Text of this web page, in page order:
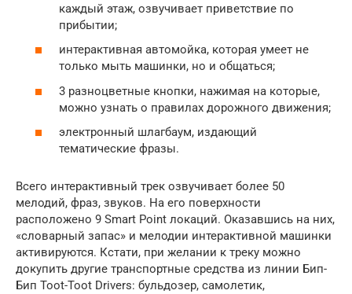
каждый этаж, озвучивает приветствие по
прибытии;
интерактивная автомойка, которая умеет не
только мыть машинки, но и общаться;
3 разноцветные кнопки, нажимая на которые,
можно узнать о правилах дорожного движения;
электронный шлагбаум, издающий
тематические фразы.
Всего интерактивный трек озвучивает более 50
мелодий, фраз, звуков. На его поверхности
расположено 9 Smart Point локаций. Оказавшись на них,
«словарный запас» и мелодии интерактивной машинки
активируются. Кстати, при желании к треку можно
докупить другие транспортные средства из линии Бип-
Бип Toot-Toot Drivers: бульдозер, самолетик,